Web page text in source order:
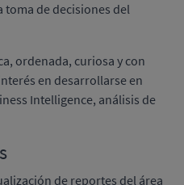
de decisiones del
ordenada, curiosa y con
en desarrollarse en
Intelligence, análisis de
de reportes del área